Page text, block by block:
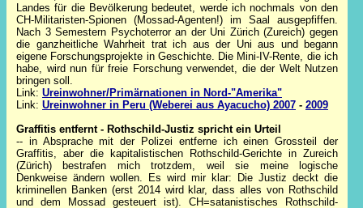
Landes für die Bevölkerung bedeutet, werde ich nochmals von den
CH-Militaristen-Spionen (Mossad-Agenten!) im Saal ausgepfiffen.
Nach 3 Semestern Psychoterror an der Uni Zürich (Zureich) gegen
die ganzheitliche Wahrheit trat ich aus der Uni aus und begann
eigene Forschungsprojekte in Geschichte. Die Mini-IV-Rente, die ich
habe, wird nun für freie Forschung verwendet, die der Welt Nutzen
bringen soll.
Link: Ureinwohner/Primärnationen in Nord-"Amerika"
Link: Ureinwohner in Peru (Weberei aus Ayacucho) 2007 - 2009
Graffitis entfernt - Rothschild-Justiz spricht ein Urteil
-- in Absprache mit der Polizei entferne ich einen Grossteil der
Graffitis, aber die kapitalistischen Rothschild-Gerichte in Zureich
(Zürich) bestrafen mich trotzdem, weil sie meine logische
Denkweise ändern wollen. Es wird mir klar: Die Justiz deckt die
kriminellen Banken (erst 2014 wird klar, dass alles von Rothschild
und dem Mossad gesteuert ist). CH=satanistisches Rothschild-